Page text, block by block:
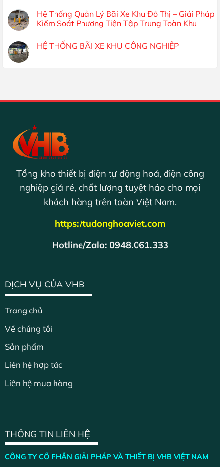
Hệ Thống Quản Lý Bãi Xe Khu Đô Thị – Giải Pháp
Kiểm Soát Phương Tiện Tập Trung Toàn Khu
HỆ THỐNG BÃI XE KHU CÔNG NGHIỆP
Tổng kho thiết bị điện tự động hoá, điện công
nghiệp giá rẻ, chất lượng tuyệt hảo cho mọi
khách hàng trên toàn Việt Nam.
https:/tudonghoaviet.com
Hotline/Zalo: 0948.061.333
DỊCH VỤ CỦA VHB
Trang chủ
Về chúng tôi
Sản phẩm
Liên hệ hợp tác
Liên hệ mua hàng
THÔNG TIN LIÊN HỆ
CÔNG TY CỔ PHẦN GIẢI PHÁP VÀ THIẾT BỊ VHB VIỆT NAM